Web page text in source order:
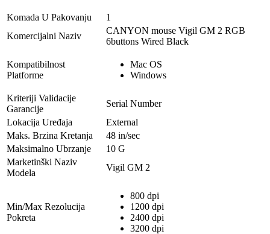
Komada U Pakovanju
1
Komercijalni Naziv
CANYON mouse Vigil GM 2 RGB
6buttons Wired Black
Kompatibilnost
Platforme
Mac OS
Windows
Kriteriji Validacije
Garancije
Serial Number
Lokacija Uređaja
External
Maks. Brzina Kretanja
48 in/sec
Maksimalno Ubrzanje
10 G
Marketinški Naziv
Modela
Vigil GM 2
Min/Max Rezolucija
Pokreta
800 dpi
1200 dpi
2400 dpi
3200 dpi